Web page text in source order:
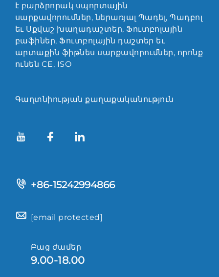
է բարձրորակ սպորտային
սարքավորումներ, ներառյալ Պադել, Պադբոլ
եւ Սքվաշ խաղադաշտեր, Ֆուտբոլային
բաֆիներ, Ֆուտբոլային դաշտեր եւ
արտաքին ֆիթնես սարքավորումներ, որոնք
ունեն CE, ISO
Գաղտնիության քաղաքականություն
+86-15242994866
[email protected]
Բաց ժամեր
9.00-18.00